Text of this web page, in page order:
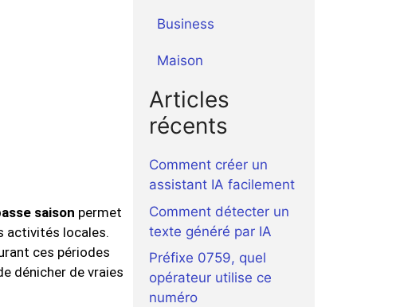
Business
Maison
Articles
récents
Comment créer un
assistant IA facilement
Comment détecter un
texte généré par IA
Préfixe 0759, quel
opérateur utilise ce
numéro
saison permet
activités locales.
ces périodes
dénicher de vraies